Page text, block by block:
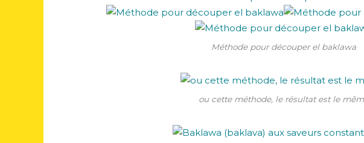
Méthode pour découper el baklawa
ou cette méthode, le résultat est le